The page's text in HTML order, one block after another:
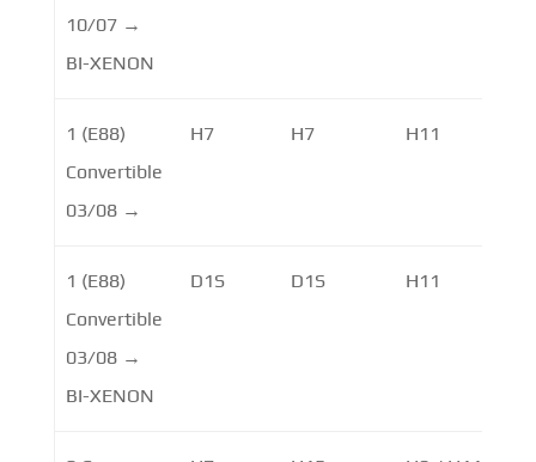
10/07 →
BI-XENON
1 (E88)
Convertible
03/08 →
H7 H7 H11
1 (E88)
Convertible
03/08 →
BI-XENON
D1S D1S H11